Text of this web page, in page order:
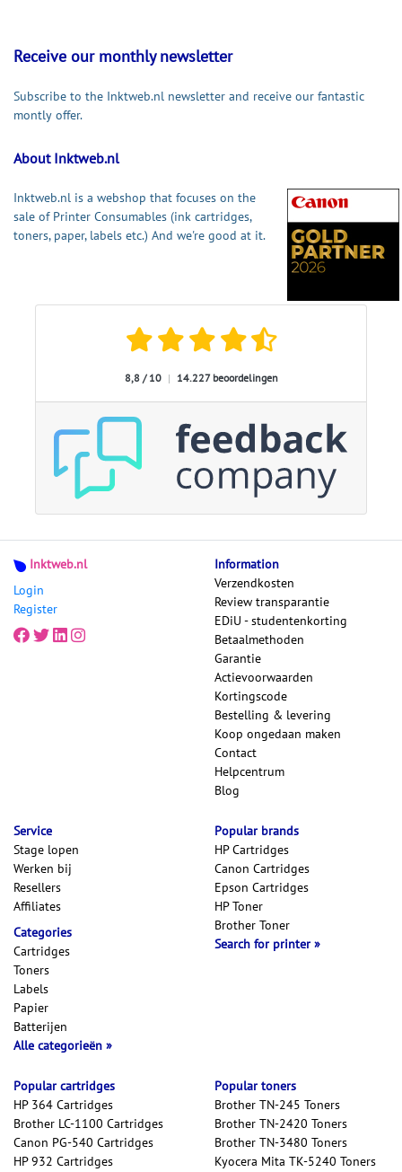
Receive our monthly newsletter
Subscribe to the Inktweb.nl newsletter and receive our fantastic
montly offer.
About Inktweb.nl
Inktweb.nl is a webshop that focuses on the
sale of Printer Consumables (ink cartridges,
toners, paper, labels etc.) And we're good at it.
8,8 / 10 | 14.227 beoordelingen
Inktweb.nl
Login
Register
Information
Verzendkosten
Review transparantie
EDiU - studentenkorting
Betaalmethoden
Garantie
Actievoorwaarden
Kortingscode
Bestelling & levering
Koop ongedaan maken
Contact
Helpcentrum
Blog
Service
Stage lopen
Werken bij
Resellers
Affiliates
Categories
Cartridges
Toners
Labels
Papier
Batterijen
Alle categorieën
Popular cartridges
HP 364 Cartridges
Brother LC-1100 Cartridges
Canon PG-540 Cartridges
HP 932 Cartridges
Popular toners
Brother TN-245 Toners
Brother TN-2420 Toners
Brother TN-3480 Toners
Kyocera Mita TK-5240 Toners
Popular brands
HP Cartridges
Canon Cartridges
Epson Cartridges
HP Toner
Brother Toner
Search for printer